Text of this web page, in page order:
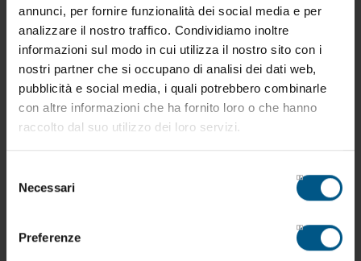
annunci, per fornire funzionalità dei social media e per
analizzare il nostro traffico. Condividiamo inoltre
informazioni sul modo in cui utilizza il nostro sito con i
nostri partner che si occupano di analisi dei dati web,
pubblicità e social media, i quali potrebbero combinarle
con altre informazioni che ha fornito loro o che hanno
raccolto dal suo utilizzo dei loro servizi.
delNecessari
Preferenze
BIG.TRA.01 - Tramoggia Big Bag